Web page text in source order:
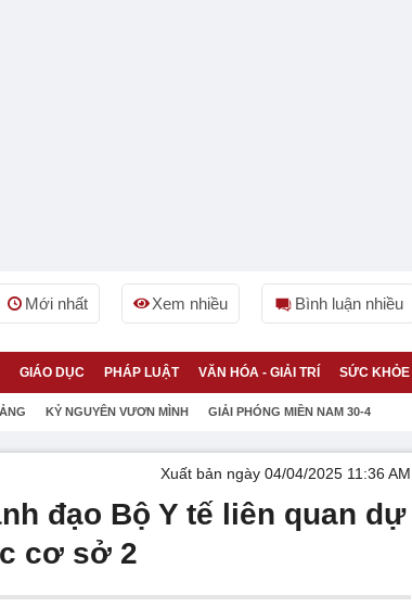
Mới nhất Xem nhiều Bình luận nhiều
GIÁO DỤC PHÁP LUẬT VĂN HÓA - GIẢI TRÍ SỨC KHỎE
KỶ NGUYÊN VƯƠN MÌNH GIẢI PHÓNG MIỀN NAM 30-4
Xuất bản ngày 04/04/2025 11:36 AM
đạo Bộ Y tế liên quan dự
cơ sở 2